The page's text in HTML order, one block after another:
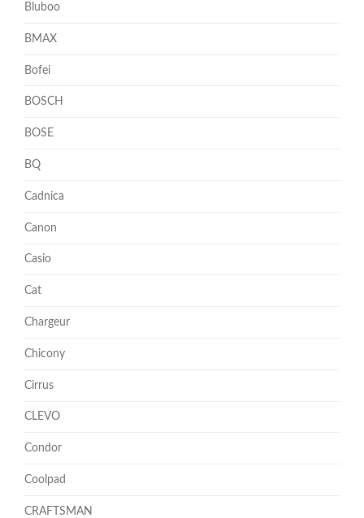
Bluboo
BMAX
Bofei
BOSCH
BOSE
BQ
Cadnica
Canon
Casio
Cat
Chargeur
Chicony
Cirrus
CLEVO
Condor
Coolpad
CRAFTSMAN